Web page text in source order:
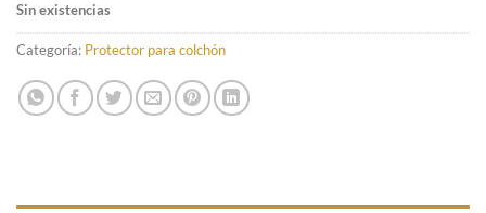
Sin existencias
Categoría: Protector para colchón